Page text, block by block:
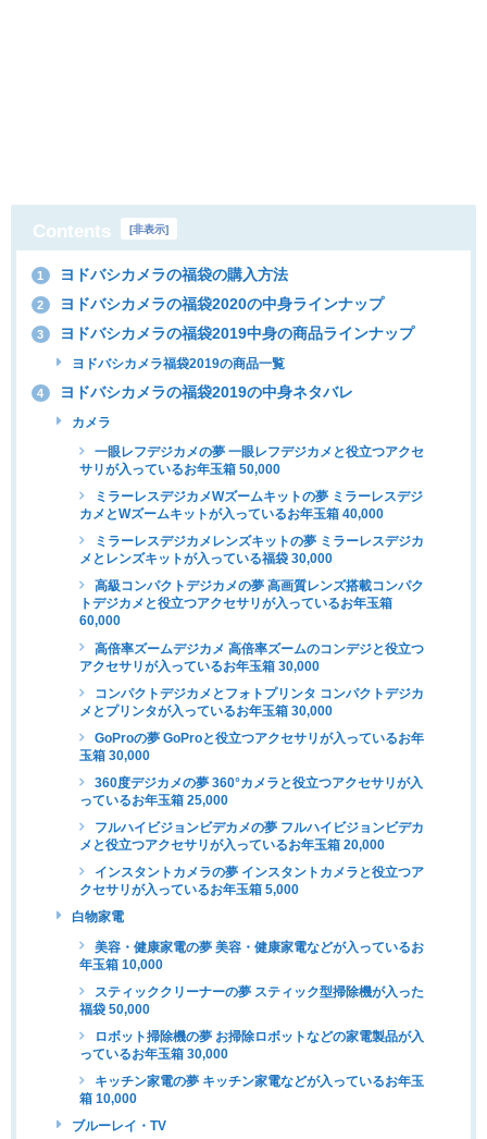
Contents [非表示]
1 ヨドバシカメラの福袋の購入方法
2 ヨドバシカメラの福袋2020の中身ラインナップ
3 ヨドバシカメラの福袋2019中身の商品ラインナップ
ヨドバシカメラ福袋2019の商品一覧
4 ヨドバシカメラの福袋2019の中身ネタバレ
カメラ
一眼レフデジカメの夢 一眼レフデジカメと役立つアクセ
サリが入っているお年玉箱 50,000
ミラーレスデジカメWズームキットの夢 ミラーレスデジ
カメとWズームキットが入っているお年玉箱 40,000
ミラーレスデジカメレンズキットの夢 ミラーレスデジカ
メとレンズキットが入っている福袋 30,000
高級コンパクトデジカメの夢 高画質レンズ搭載コンパク
トデジカメと役立つアクセサリが入っているお年玉箱
60,000
高倍率ズームデジカメ 高倍率ズームのコンデジと役立つ
アクセサリが入っているお年玉箱 30,000
コンパクトデジカメとフォトプリンタ コンパクトデジカ
メとプリンタが入っているお年玉箱 30,000
GoProの夢 GoProと役立つアクセサリが入っているお年
玉箱 30,000
360度デジカメの夢 360°カメラと役立つアクセサリが入
っているお年玉箱 25,000
フルハイビジョンビデカメの夢 フルハイビジョンビデカ
メと役立つアクセサリが入っているお年玉箱 20,000
インスタントカメラの夢 インスタントカメラと役立つア
クセサリが入っているお年玉箱 5,000
白物家電
美容・健康家電の夢 美容・健康家電などが入っているお
年玉箱 10,000
スティッククリーナーの夢 スティック型掃除機が入った
福袋 50,000
ロボット掃除機の夢 お掃除ロボットなどの家電製品が入
っているお年玉箱 30,000
キッチン家電の夢 キッチン家電などが入っているお年玉
箱 10,000
ブルーレイ・TV